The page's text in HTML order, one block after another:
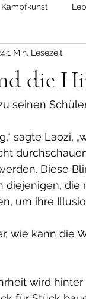
Kampfkunst
die
1 Min. Lesezeit
seinen
sagte Laozi,
Diese
diejenigen, die
um ihre
wie kann die
wird